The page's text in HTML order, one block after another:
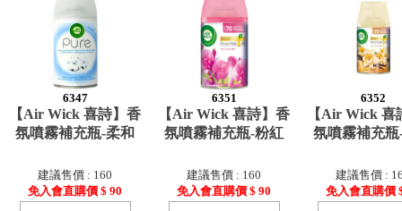
6347
【Air Wick 喜詩】香
氛噴霧補充瓶-柔和
建議售價 : 160
免入會直購價 $ 90
6351
【Air Wick 喜詩】香
氛噴霧補充瓶-粉紅
建議售價 : 160
免入會直購價 $ 90
6352
【Air Wick 喜
氛噴霧補充
建議售價 :
免入會直購價